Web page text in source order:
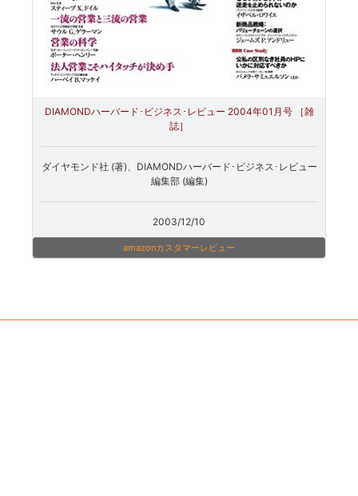
DIAMONDハーバード･ビジネス･レビュー 2004年01月号 ［雑
誌］
ダイヤモンド社 (著)、DIAMONDハーバード･ビジネス･レビュー
編集部 (編集)
2003/12/10
amazonカスタマーレビュー